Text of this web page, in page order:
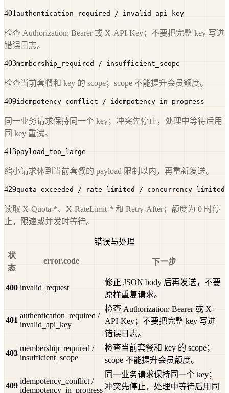
401 authentication_required / invalid_api_key
检查 Authorization: Bearer 或 X-API-Key；不要把完整 key 写进
错误日志。
403membership_required / insufficient_scope
检查当前套餐和 key 的 scope；scope 不能提升会员额度。
409idempotency_conflict / idempotency_in_progress
同一业务请求保持同一个 key；冲突先停止，处理中等待后用
同 key 重试。
413payload_too_large
缩小请求体到当前套餐的 payload 限制以内，再重新发送。
429quota_exceeded / rate_limited / concurrency_limited
读取 X-Quota-*、X-RateLimit-* 和 Retry-After；额度为 0 时停
止，限速或并发时等待。
错误与处理
状
态
error.code 下一步
400 invalid_request
修正 JSON body 后再发送，不要
原样重复请求。
401
authentication_required /
invalid_api_key
检查 Authorization: Bearer 或 X-
API-Key；不要把完整 key 写进
错误日志。
403
membership_required /
insufficient_scope
检查当前套餐和 key 的 scope；
scope 不能提升会员额度。
409
idempotency_conflict /
idempotency_in_progress
同一业务请求保持同一个 key；
冲突先停止，处理中等待后用同